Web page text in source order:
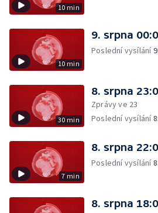
10 min
10 min
9. srpna
Poslední vysílání
30 min
8. srpna
Zprávy ve 23
Poslední vysílání
7 min
8. srpna
Poslední vysílání
8. srpna